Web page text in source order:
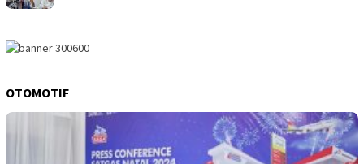
OTOMOTIF